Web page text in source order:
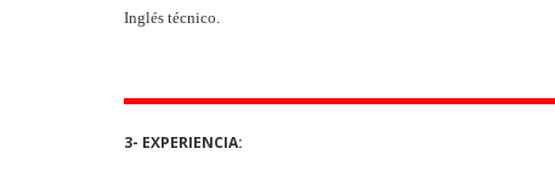
Inglés técnico.
3- EXPERIENCIA: